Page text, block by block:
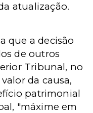
atualização.
que a decisão
de outros
Tribunal, no
da causa,
patrimonial
"máxime em